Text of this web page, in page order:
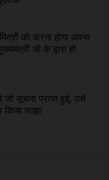
को करना होगा अपना
जी के द्वारा हो
जो सूचना प्राप्त हुई, उसे
किया साझा